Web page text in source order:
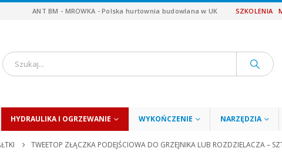
ANT BM - MROWKA - Polska hurtownia budowlana w UK SZKOLENIA
HYDRAULIKA I OGRZEWANIE WYKOŃCZENIE NARZĘDZIA
TWEETOP ZŁĄCZKA PODEJŚCIOWA DO GRZEJNIKA LUB ROZDZIELACZA –